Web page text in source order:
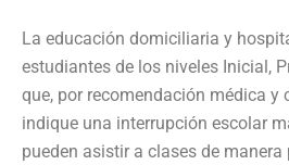
La educación domiciliaria y
estudiantes de los niveles Inicial,
que, por recomendación médica y
indique una interrupción escolar
pueden asistir a clases de manera